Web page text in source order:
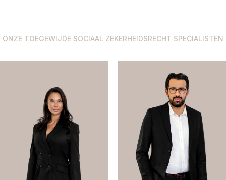
ONZE TOEGEWIJDE SOCIAAL ZEKERHEIDSRECHT SPECIALISTEN